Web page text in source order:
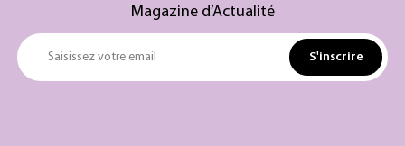
Magazine d’Actualité
Saisissez votre email S'inscrire